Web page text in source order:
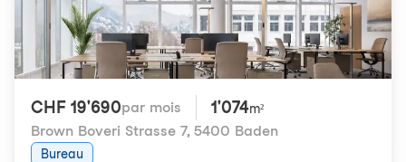
CHF 19'690par mois 1'074m²
Brown Boveri Strasse 7, 5400 Baden
Bureau